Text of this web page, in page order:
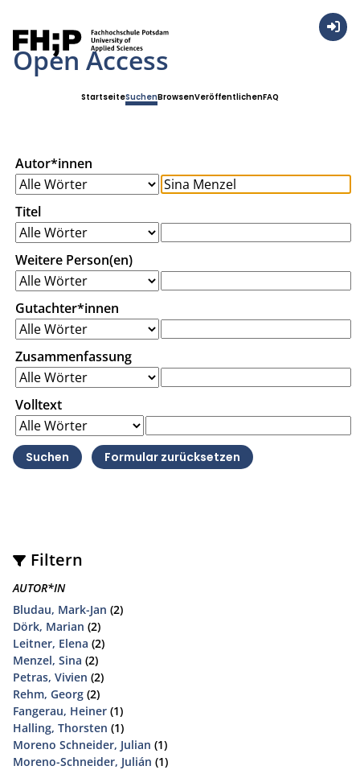
Open Access
StartseiteSuchenBrowsenVeröffentlichenFAQ
Autor*innen
Titel
Weitere Person(en)
Gutachter*innen
Zusammenfassung
Volltext
Filtern
AUTOR*IN
Bludau, Mark-Jan (2)
Dörk, Marian (2)
Leitner, Elena (2)
Menzel, Sina (2)
Petras, Vivien (2)
Rehm, Georg (2)
Fangerau, Heiner (1)
Halling, Thorsten (1)
Moreno Schneider, Julian (1)
Moreno-Schneider, Julián (1)